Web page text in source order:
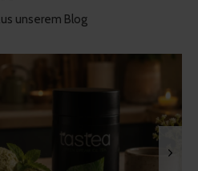
unserem Blog